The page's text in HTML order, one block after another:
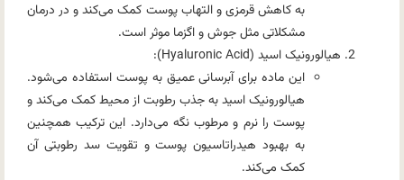
به کاهش قرمزی و التهاب پوست کمک می‌کند و در درمان
مشکلاتی مثل جوش و اگزما موثر است.
هیالورونیک اسید (Hyaluronic Acid):
این ماده برای آبرسانی عمیق به پوست استفاده می‌شود.
هیالورونیک اسید به جذب رطوبت از محیط کمک می‌کند و
پوست را نرم و مرطوب نگه می‌دارد. این ترکیب همچنین
به بهبود هیدراتاسیون پوست و تقویت سد رطوبتی آن
کمک می‌کند.